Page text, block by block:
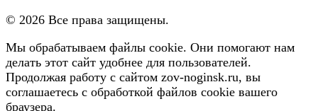
© 2026 Все права защищены.
Мы обрабатываем файлы cookie. Они помогают нам
делать этот сайт удобнее для пользователей.
Продолжая работу с сайтом zov-noginsk.ru, вы
соглашаетесь с обработкой файлов cookie вашего
браузера.